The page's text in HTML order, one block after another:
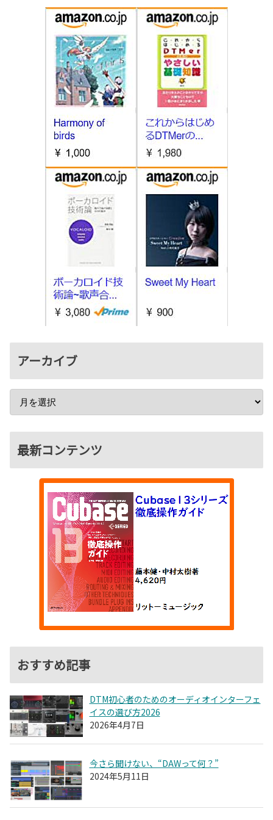
アーカイブ
最新コンテンツ
おすすめ記事
DTM初心者のためのオーディオインターフェ
イスの選び方2026
2026年4月7日
今さら聞けない、“DAWって何？”
2024年5月11日